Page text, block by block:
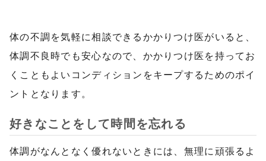
体の不調を気軽に相談できるかかりつけ医がいると、
体調不良時でも安心なので、かかりつけ医を持ってお
くこともよいコンディションをキープするためのポイ
ントとなります。
好きなことをして時間を忘れる
体調がなんとなく優れないときには、無理に頑張るよ